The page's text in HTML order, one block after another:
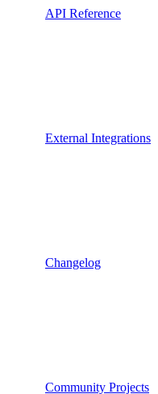
API Reference
External Integrations
Changelog
Community Projects